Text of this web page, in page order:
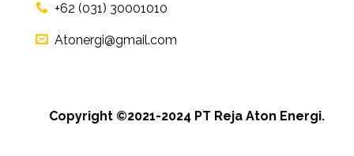
+62 (031) 30001010
Atonergi@gmail.com
Copyright ©2021-2024 PT Reja Aton Energi.